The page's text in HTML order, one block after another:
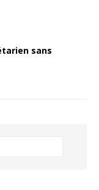
sans